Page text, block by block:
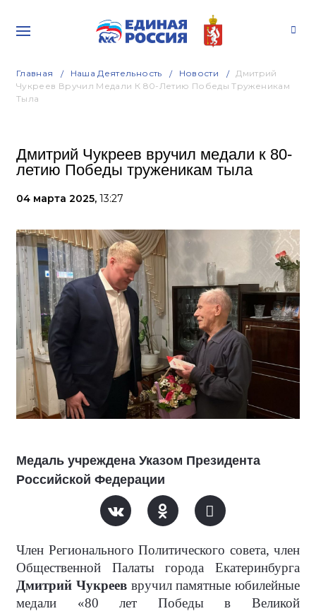
Главная Наша Деятельность Новости
Дмитрий
Чукреев Вручил Медали К 80-Летию Победы Труженикам
Тыла
Дмитрий Чукреев вручил медали к 80-
летию Победы труженикам тыла
04 марта 2025, 13:27
Медаль учреждена Указом Президента
Российской Федерации
Член Регионального Политического совета, член
Общественной Палаты города Екатеринбурга
Дмитрий Чукрееввручил памятные юбилейные
медали «80 лет Победы в Великой